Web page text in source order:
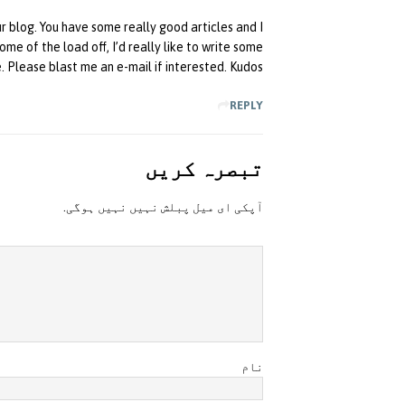
You have some really good articles and I
of the load off, I’d really like to write some
blast me an e-mail if interested. Kudos!
REPLY
تبصرہ کريں
آپکی ای ميل پبلش نہيں نہيں ہوگی.
نام